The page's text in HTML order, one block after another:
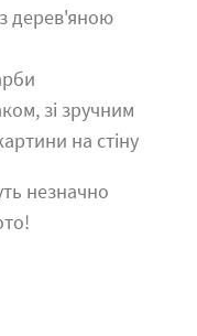
дерев'яною
зі зручним
на стіну
незначно